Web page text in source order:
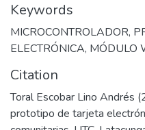
Keywords
MICROCONTROLADOR,
ELECTRÓNICA, MÓDULO
Citation
Toral Escobar Lino Andrés
prototipo de tarjeta